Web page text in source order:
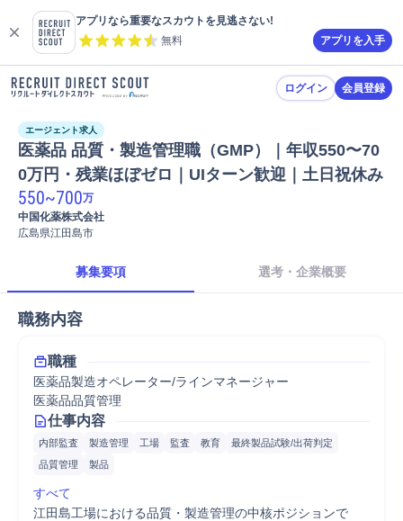
アプリなら重要なスカウトを見逃さない!
無料
アプリを入手
ログイン 会員登録
エージェント求人
医薬品 品質・製造管理職（GMP）｜年収550〜70
0万円・残業ほぼゼロ｜UIターン歓迎｜土日祝休み
550~700万
中国化薬株式会社
広島県江田島市
募集要項 選考・企業概要
職務内容
職種
医薬品製造オペレーター/ラインマネージャー
医薬品品質管理
仕事内容
内部監査 製造管理 工場 監査 教育
最終製品試験/出荷判定
品質管理
製品
すべて
江田島工場における品質・製造管理の中核ポジションで